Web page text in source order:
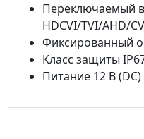
Переключаемый
HDCVI/TVI/AHD/
Фиксированный
Класс защиты
Питание 12 В (DC)